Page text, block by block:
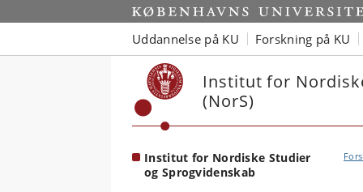
Start
Uddannelse på KU Forskning på KU
Institut for
(NorS)
Institut for Nordiske Studier
og Sprogvidenskab